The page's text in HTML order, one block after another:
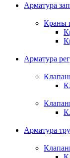
Арматура
Краны
Арматура
Арматура